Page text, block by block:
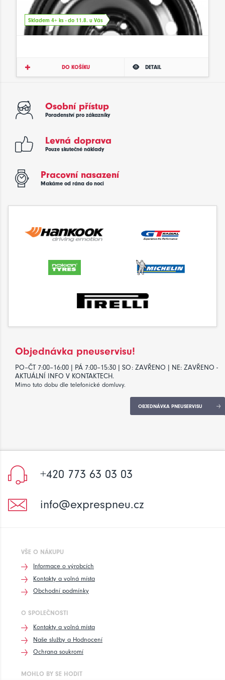
Skladem 4+ ks - do 11.8. u Vás
DO KOŠÍKU DETAIL
Osobní přístup
Poradenství pro zákazníky
Levná doprava
Pouze skutečné náklady
Pracovní nasazení
Makáme od rána do noci
Objednávka pneuservisu!
PO–ČT 7:00–16:00 | PÁ 7:00–15:30 | SO: ZAVŘENO | NE: ZAVŘENO -
AKTUÁLNÍ INFO V KONTAKTECH.
Mimo tuto dobu dle telefonické domluvy.
OBJEDNÁVKA PNEUSERVISU
+420 773 63 03 03
info@exprespneu.cz
VŠE O NÁKUPU
Informace o výrobcích
Kontakty a volná místa
Obchodní podmínky
O SPOLEČNOSTI
Kontakty a volná místa
Naše služby a Hodnocení
Ochrana soukromí
MOHLO BY SE HODIT